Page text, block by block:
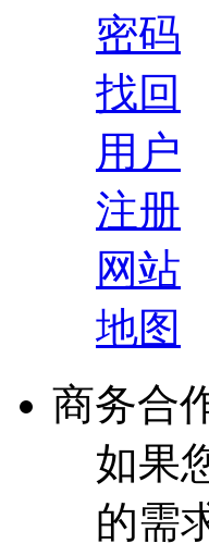
密码
找回
用户
注册
网站
地图
商务合
如果
的需